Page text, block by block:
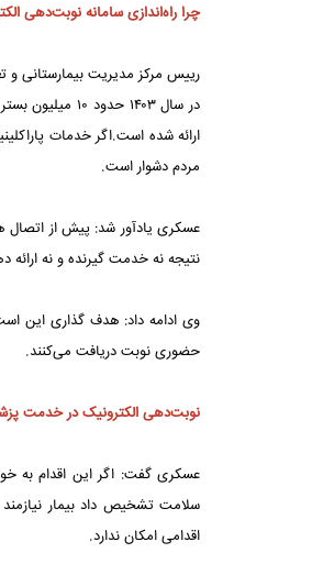
چرا راه‌اندازی سامانه نوبت‌دهی
رییس مرکز مدیریت بیمارستانی و
مردم دشوار است.
عسکری یادآور شد:‌ پیش از اتصال
نتیجه نه خدمت گیرنده و نه
حضوری نوبت دریافت می‌کنند.
نوبت‌دهی الکترونیک در خدمت
عسکری گفت: اگر این اقدام به
سلامت تشخیص داد بیمار
اقدامی امکان ندارد.